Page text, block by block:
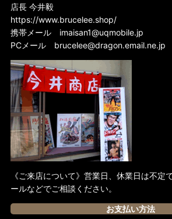
名作『ドラゴンへの道』はブルース・リー魂の傑作
『死亡遊戯』は永遠に終わらない死のゲームだ！
怪作『死亡の塔』に君もいずれ魅了されるだろう
ドイツ
スペイン
フランス
イタリア
イギリス
店長 今井毅
https://www.brucelee.shop/
携帯メール imaisan1@uqmobile.jp
PCメール brucelee@dragon.email.ne.jp
《ご来店について》営業日、休業日は不定
ールなどでご相談ください。
お支払い方法